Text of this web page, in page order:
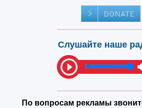
Слушайте наше
По вопросам рекламы